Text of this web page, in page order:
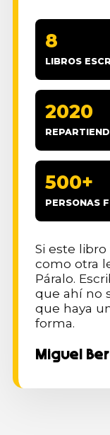
8
LIBROS
2020
500+
PERSONAS
Si este
como otra
Páralo.
que ahí no
que haya
forma.
Miguel